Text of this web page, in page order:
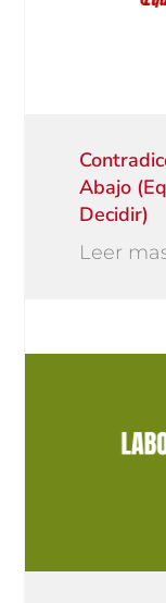
Abajo
Decidir)
Leer